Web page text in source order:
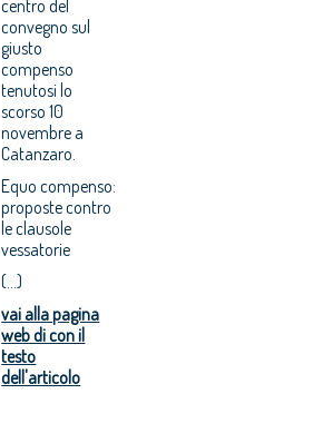
centro del
convegno sul
giusto
compenso
tenutosi lo
scorso 10
novembre a
Catanzaro.
Equo compenso:
proposte contro
le clausole
vessatorie
(...)
vai alla pagina
web di con il
testo
dell'articolo